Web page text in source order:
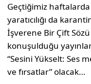
Geçtiğimiz haftalarda
yaratıcılığı da
İşverene Bir Çift Sözü
konuşulduğu
“Sesini Yükselt: Ses
ve fırsatlar” olacak…